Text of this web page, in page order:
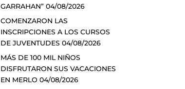
GARRAHAN” 04/08/2026
COMENZARON LAS
INSCRIPCIONES A LOS CURSOS
DE JUVENTUDES 04/08/2026
MÁS DE 100 MIL NIÑOS
DISFRUTARON SUS VACACIONES
EN MERLO 04/08/2026